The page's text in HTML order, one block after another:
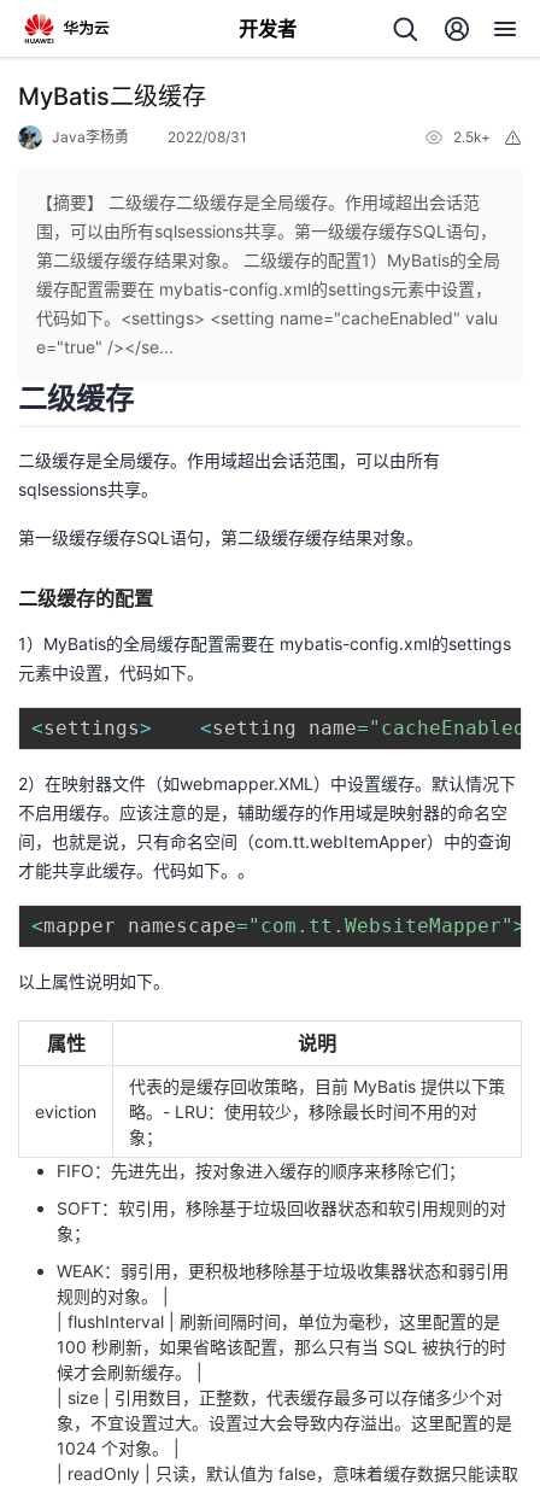
开发者
返
个
人
主
页
我
的
开
发
者
我
博
客
的
论
坛
我
的
圈
子
我
的
直
播
我
的
活
动
我
的
关
注
我
的
开
发
我
的我
我
的
Programs
我
的
我
技的
MyBatis二级缓存
Java李杨勇 2022/08/31 2.5k+
【摘要】 二级缓存二级缓存是全局缓存。作用域超出会话范
围，可以由所有sqlsessions共享。第一级缓存缓存SQL语句，
第二级缓存缓存结果对象。 二级缓存的配置1）MyBatis的全局
缓存配置需要在 mybatis-config.xml的settings元素中设置，
代码如下。<settings> <setting name="cacheEnabled" valu
e="true" /></se...
二级缓存
二级缓存是全局缓存。作用域超出会话范围，可以由所有
sqlsessions共享。
第一级缓存缓存SQL语句，第二级缓存缓存结果对象。
二级缓存的配置
1）MyBatis的全局缓存配置需要在 mybatis-config.xml的settings
元素中设置，代码如下。
<settings> <setting name="cacheEnabled"
2）在映射器文件（如webmapper.XML）中设置缓存。默认情况下
不启用缓存。应该注意的是，辅助缓存的作用域是映射器的命名空
间，也就是说，只有命名空间（com.tt.webItemApper）中的查询
才能共享此缓存。代码如下。。
<mapper namescape="com.tt.WebsiteMapper">
以上属性说明如下。
属性 说明
eviction
代表的是缓存回收策略，目前 MyBatis 提供以下策
略。- LRU：使用较少，移除最长时间不用的对
象；
FIFO：先进先出，按对象进入缓存的顺序来移除它们；
SOFT：软引用，移除基于垃圾回收器状态和软引用规则的对
象；
WEAK：弱引用，更积极地移除基于垃圾收集器状态和弱引用
规则的对象。 |
| flushInterval | 刷新间隔时间，单位为毫秒，这里配置的是
100 秒刷新，如果省略该配置，那么只有当 SQL 被执行的时
候才会刷新缓存。 |
| size | 引用数目，正整数，代表缓存最多可以存储多少个对
象，不宜设置过大。设置过大会导致内存溢出。这里配置的是
1024 个对象。 |
| readOnly | 只读，默认值为 false，意味着缓存数据只能读取